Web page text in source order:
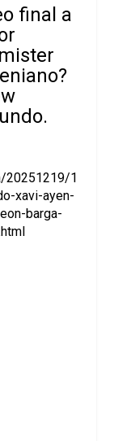
final a
20251219/1
xavi-ayen-
barga-